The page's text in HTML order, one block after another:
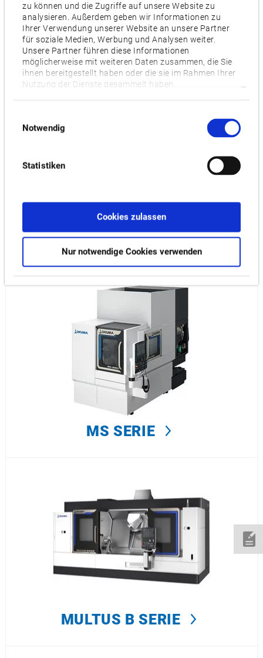
zu können und die Zugriffe auf unsere Website zu
analysieren. Außerdem geben wir Informationen zu
Ihrer Verwendung unserer Website an unsere Partner
für soziale Medien, Werbung und Analysen weiter.
Unsere Partner führen diese Informationen
möglicherweise mit weiteren Daten zusammen, die Sie
ihnen bereitgestellt haben oder die sie im Rahmen Ihrer
Nutzung der Dienste gesammelt haben.
Notwendig
Statistiken
Cookies zulassen
Nur notwendige Cookies verwenden
MA-V SERIE
MB-H SERIE
MS SERIE
MULTUS B SERIE